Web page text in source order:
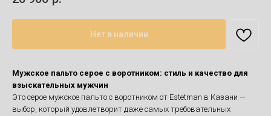
Нет в наличии
Мужское пальто серое с воротником: стиль и качество для
взыскательных мужчин
Это серое мужское пальто с воротником от Estetman в Казани —
выбор, который удовлетворит даже самых требовательных